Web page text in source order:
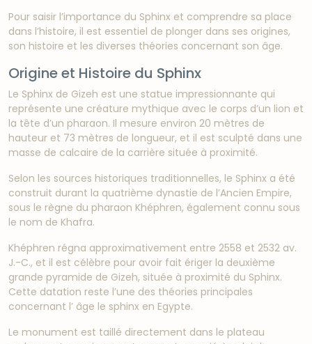
Pour saisir l’importance du Sphinx et comprendre sa place
dans l’histoire, il est essentiel de plonger dans ses origines,
son histoire et les diverses théories concernant son âge.
Origine et Histoire du Sphinx
Le Sphinx de Gizeh est une statue impressionnante qui
représente une créature mythique avec le corps d’un lion et
la tête d’un pharaon. Il mesure environ 20 mètres de
hauteur et 73 mètres de longueur, et il est sculpté dans une
masse de calcaire de la carrière située à proximité.
Selon les sources historiques traditionnelles, le Sphinx a été
construit durant la quatrième dynastie de l’Ancien Empire,
sous le règne du pharaon Khéphren, également connu sous
le nom de Khafra.
Khéphren régna approximativement entre 2558 et 2532 av.
J.-C., et il est célèbre pour avoir fait ériger la deuxième
grande pyramide de Gizeh, située à proximité du Sphinx.
Cette datation reste l’une des théories principales
concernant l’ âge le sphinx en Egypte.
Le monument est taillé directement dans le plateau